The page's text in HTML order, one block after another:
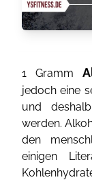
1 Gramm
jedoch eine
und
werden.
den
einigen